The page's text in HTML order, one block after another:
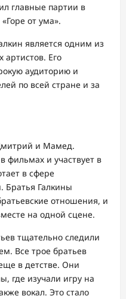
главные партии в
от ума».
является одним из
артистов. Его
аудиторию и
по всей стране и за
и Мамед.
фильмах и участвует в
в сфере
Братья Галкины
отношения, и
на одной сцене.
тщательно следили
Все трое братьев
в детстве. Они
где изучали игру на
вокал. Это стало